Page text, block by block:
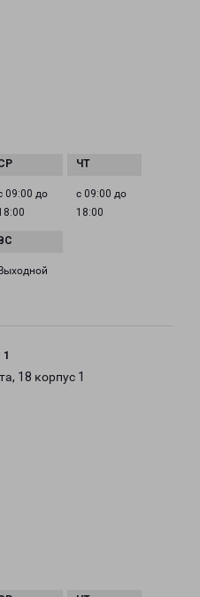
09:00 до
с 09:00 до
18:00
Выходной
18 корпус 1